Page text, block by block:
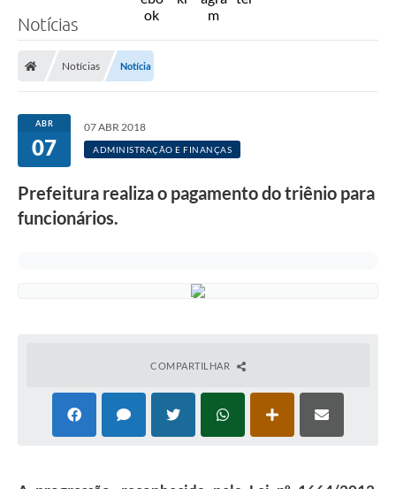
Transparência
Editais
Diário Oficial
Conselhos
Carta de Serviços
Notícias
Notícias Notícia
ABR
07
07 ABR 2018
ADMINISTRAÇÃO E FINANÇAS
Prefeitura realiza o pagamento do triênio para
funcionários.
COMPARTILHAR